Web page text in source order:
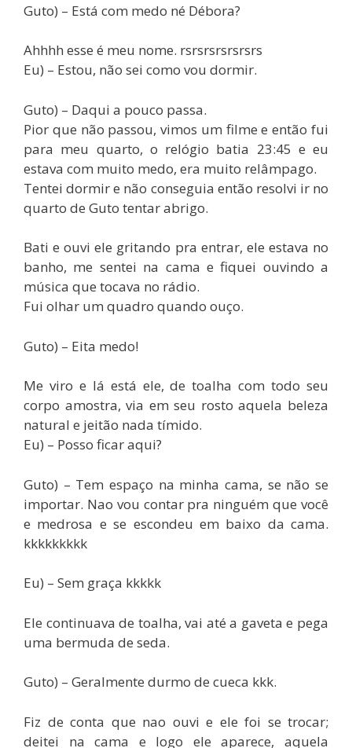
Guto) – Está com medo né Débora?
Ahhhh esse é meu nome. rsrsrsrsrsrsrs
Eu) – Estou, não sei como vou dormir.
Guto) – Daqui a pouco passa.
Pior que não passou, vimos um filme e então fui
para meu quarto, o relógio batia 23:45 e eu
estava com muito medo, era muito relâmpago.
Tentei dormir e não conseguia então resolvi ir no
quarto de Guto tentar abrigo.
Bati e ouvi ele gritando pra entrar, ele estava no
banho, me sentei na cama e fiquei ouvindo a
música que tocava no rádio.
Fui olhar um quadro quando ouço.
Guto) – Eita medo!
Me viro e lá está ele, de toalha com todo seu
corpo amostra, via em seu rosto aquela beleza
natural e jeitão nada tímido.
Eu) – Posso ficar aqui?
Guto) – Tem espaço na minha cama, se não se
importar. Nao vou contar pra ninguém que você
e medrosa e se escondeu em baixo da cama.
kkkkkkkkk
Eu) – Sem graça kkkkk
Ele continuava de toalha, vai até a gaveta e pega
uma bermuda de seda.
Guto) – Geralmente durmo de cueca kkk.
Fiz de conta que nao ouvi e ele foi se trocar;
deitei na cama e logo ele aparece, aquela